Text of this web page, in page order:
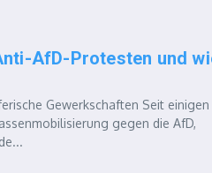
AfD-Protesten und
Gewerkschaften Seit einigen
gegen die AfD,